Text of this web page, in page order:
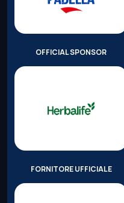
OFFICIAL SPONSOR
FORNITORE UFFICIALE